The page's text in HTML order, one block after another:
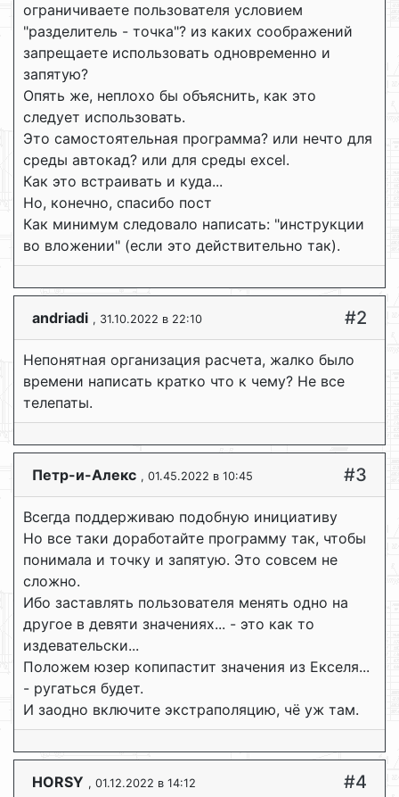
ограничиваете пользователя условием
"разделитель - точка"? из каких соображений
запрещаете использовать одновременно и
запятую?
Опять же, неплохо бы объяснить, как это
следует использовать.
Это самостоятельная программа? или нечто для
среды автокад? или для среды excel.
Как это встраивать и куда...
Но, конечно, спасибо пост
Как минимум следовало написать: "инструкции
во вложении" (если это действительно так).
andriadi , 31.10.2022 в 22:10 #2
Непонятная организация расчета, жалко было
времени написать кратко что к чему? Не все
телепаты.
Петр-и-Алекс , 01.45.2022 в 10:45 #3
Всегда поддерживаю подобную инициативу
Но все таки доработайте программу так, чтобы
понимала и точку и запятую. Это совсем не
сложно.
Ибо заставлять пользователя менять одно на
другое в девяти значениях... - это как то
издевательски...
Положем юзер копипастит значения из Екселя...
- ругаться будет.
И заодно включите экстраполяцию, чё уж там.
HORSY , 01.12.2022 в 14:12 #4